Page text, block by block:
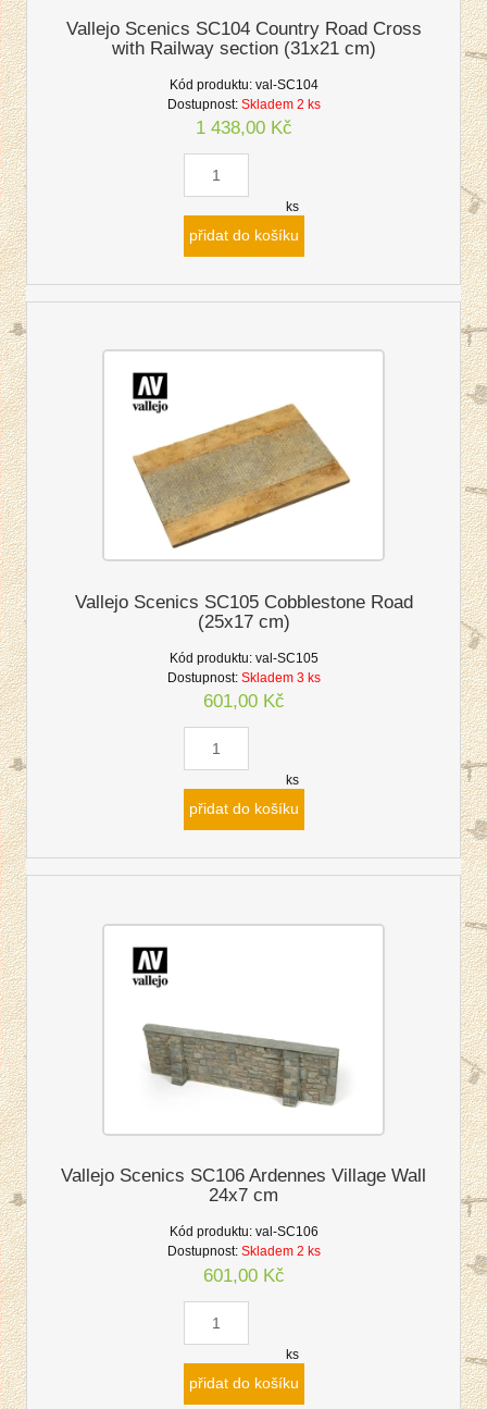
Vallejo Scenics SC104 Country Road Cross
with Railway section (31x21 cm)
Kód produktu: val-SC104
Dostupnost: Skladem 2 ks
1 438,00 Kč
ks
přidat do košíku
Vallejo Scenics SC105 Cobblestone Road
(25x17 cm)
Kód produktu: val-SC105
Dostupnost: Skladem 3 ks
601,00 Kč
ks
přidat do košíku
Vallejo Scenics SC106 Ardennes Village Wall
24x7 cm
Kód produktu: val-SC106
Dostupnost: Skladem 2 ks
601,00 Kč
ks
přidat do košíku